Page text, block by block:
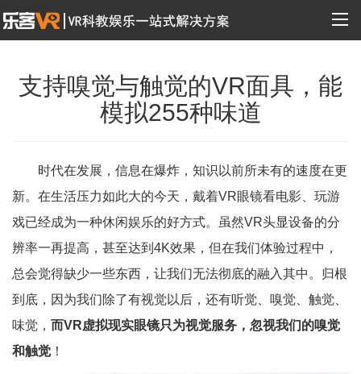
支持嗅觉与触觉的VR面具，能
模拟255种味道
时代在发展，信息在爆炸，知识以前所未有的速度在更
新。在生活压力如此大的今天，戴着VR眼镜看电影、玩游
戏已经成为一种休闲娱乐的好方式。虽然VR头显设备的分
辨率一再提高，甚至达到4K效果，但在我们体验过程中，
总会觉得缺少一些东西，让我们无法彻底的融入其中。归根
到底，因为我们除了有视觉以后，还有听觉、嗅觉、触觉、
味觉， 而VR虚拟现实眼镜只为视觉服务，忽视我们的嗅觉
和触觉 ！